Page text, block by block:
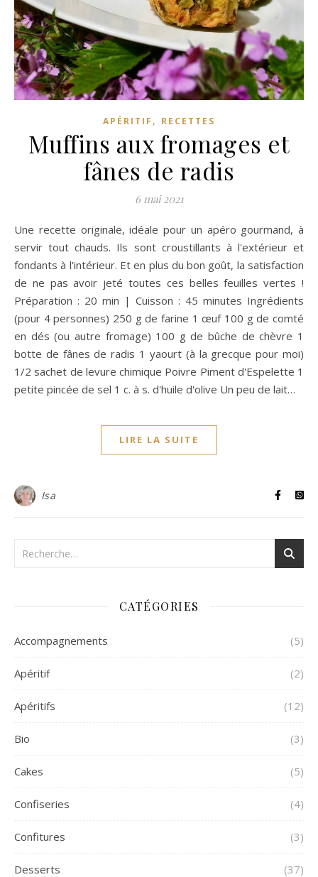
APÉRITIF , RECETTES
Muffins aux fromages et
fânes de radis
6 mai 2021
Une recette originale, idéale pour un apéro gourmand, à
servir tout chauds. Ils sont croustillants à l'extérieur et
fondants à l'intérieur. Et en plus du bon goût, la satisfaction
de ne pas avoir jeté toutes ces belles feuilles vertes !
Préparation : 20 min | Cuisson : 45 minutes Ingrédients
(pour 4 personnes) 250 g de farine 1 œuf 100 g de comté
en dés (ou autre fromage) 100 g de bûche de chèvre 1
botte de fânes de radis 1 yaourt (à la grecque pour moi)
1/2 sachet de levure chimique Poivre Piment d'Espelette 1
petite pincée de sel 1 c. à s. d'huile d'olive Un peu de lait…
LIRE LA SUITE
Isa
CATÉGORIES
Accompagnements (5)
Apéritif (2)
Apéritifs (12)
Bio (3)
Cakes (5)
Confiseries (4)
Confitures (3)
Desserts (37)